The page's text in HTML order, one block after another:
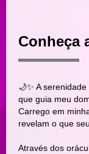
Conheça
🌙✨ A
que guia meu
Carrego em
revelam o que
Através dos